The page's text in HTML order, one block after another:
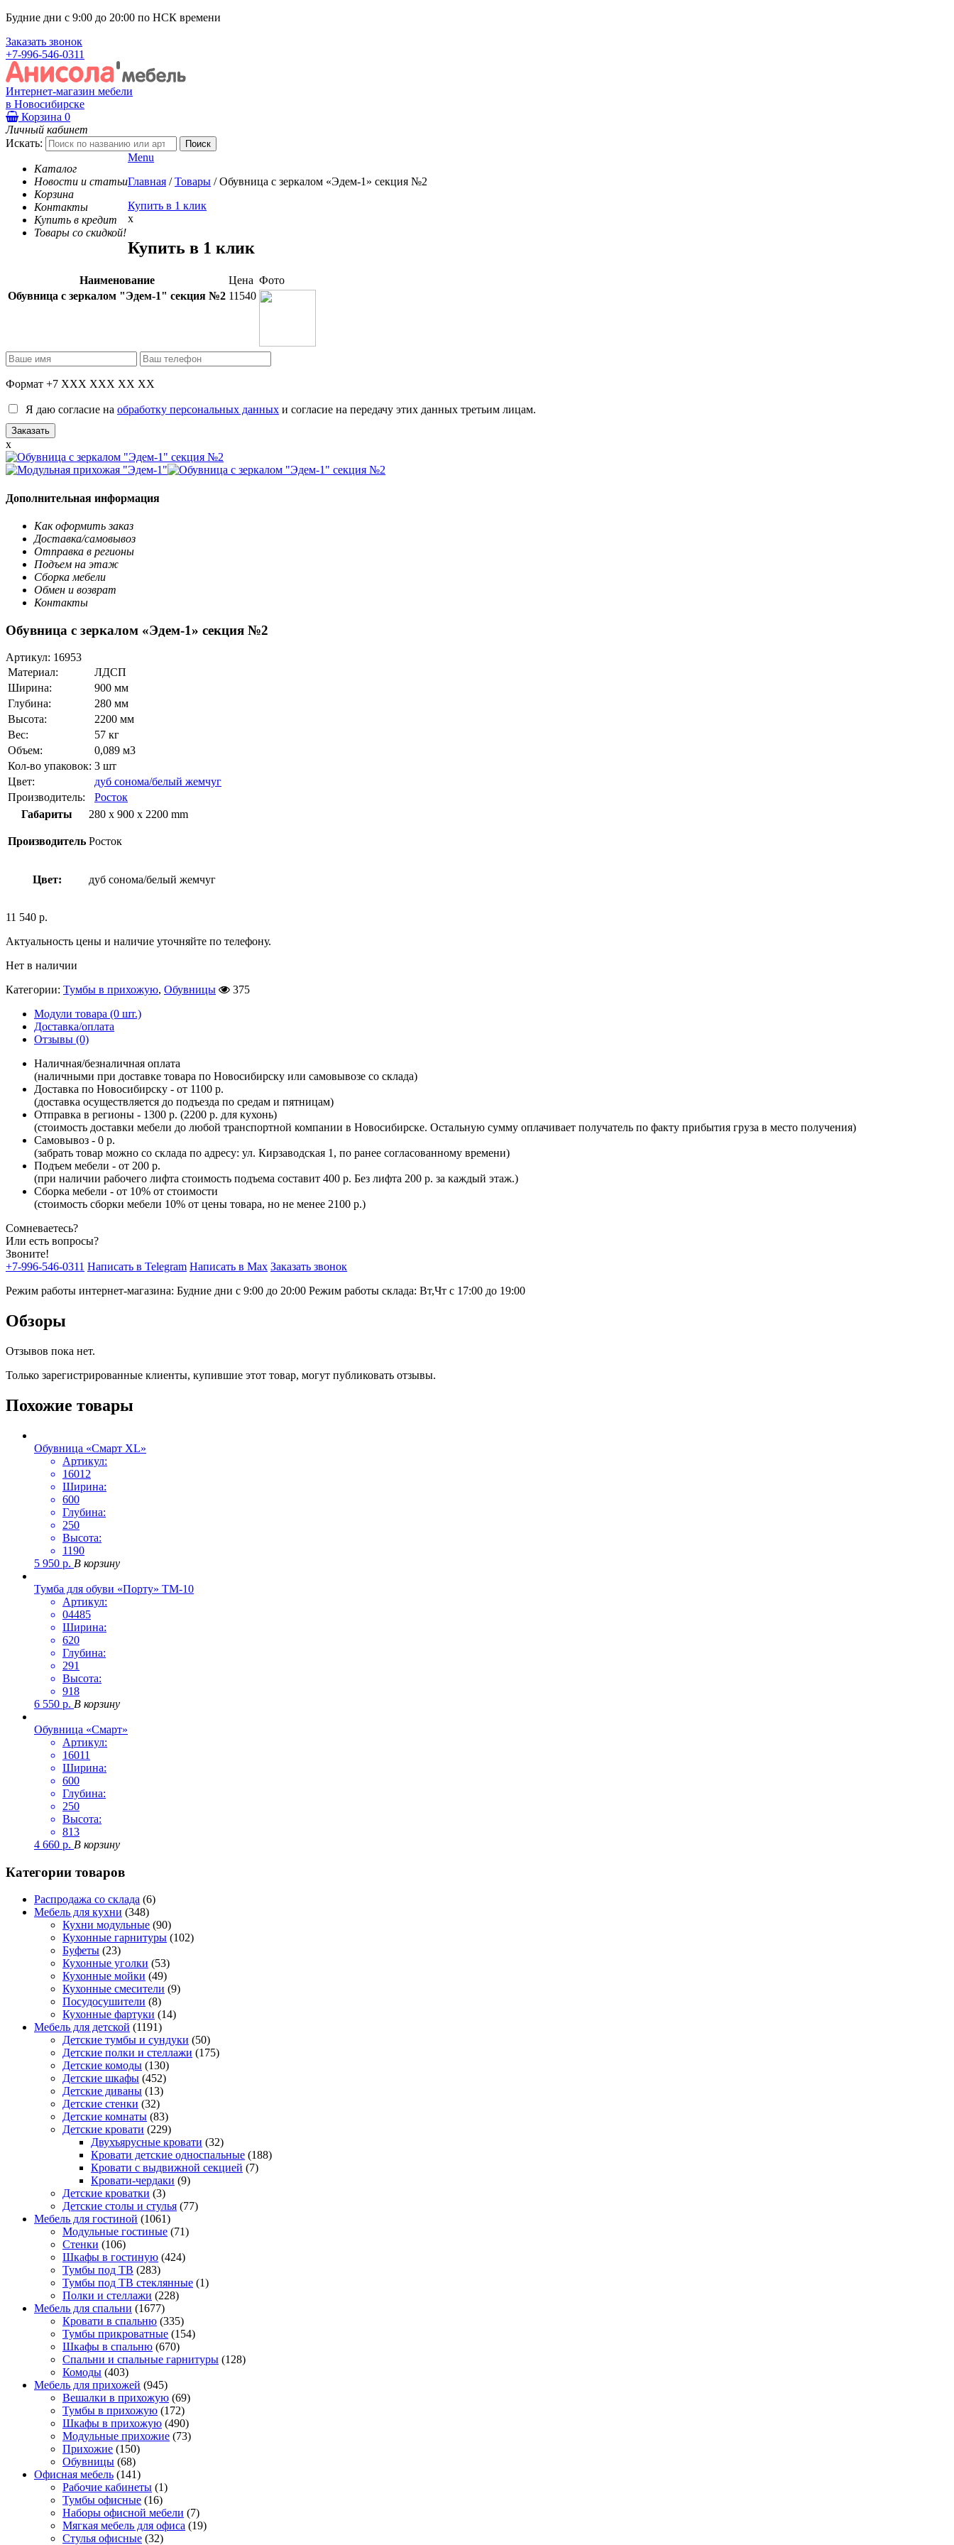
Будние дни с 9:00 до 20:00 по НСК времени
Заказать звонок
+7-996-546-0311
Интернет-магазин мебели
в Новосибирске
Корзина 0
Личный кабинет
Искать:
Каталог
Новости и статьи
Корзина
Контакты
Купить в кредит
Товары со скидкой!
Menu
Главная / Товары / Обувница с зеркалом «Эдем-1» секция №2
Купить в 1 клик
x
Купить в 1 клик
Наименование Цена Фото
Обувница с зеркалом "Эдем-1" секция №2 11540
Формат +7 XXX XXX XX XX
Я даю согласие на обработку персональных данных и согласие на передачу этих данных третьим лицам.
x
Дополнительная информация
Как оформить заказ
Доставка/самовывоз
Отправка в регионы
Подъем на этаж
Сборка мебели
Обмен и возврат
Контакты
Обувница с зеркалом «Эдем-1» секция №2
Артикул: 16953
Материал:
ЛДСП
Ширина:
900 мм
Глубина:
280 мм
Высота:
2200 мм
Вес:
57 кг
Объем:
0,089 м3
Кол-во упаковок: 3 шт
Цвет:
дуб сонома/белый жемчуг
Производитель:
Росток
Габариты
280 x 900 x 2200 mm
Производитель Росток
Цвет: дуб сонома/белый жемчуг
11 540 р.
Актуальность цены и наличие уточняйте по телефону.
Нет в наличии
Категории: Тумбы в прихожую, Обувницы
375
Модули товара (0 шт.)
Доставка/оплата
Отзывы (0)
Наличная/безналичная оплата
(наличными при доставке товара по Новосибирску или самовывозе со склада)
Доставка по Новосибирску - от 1100 р.
(доставка осуществляется до подъезда по средам и пятницам)
Отправка в регионы - 1300 р. (2200 р. для кухонь)
(стоимость доставки мебели до любой транспортной компании в Новосибирске. Остальную сумму оплачивает получатель по факту прибытия груза в место получения)
Самовывоз - 0 р.
(забрать товар можно со склада по адресу: ул. Кирзаводская 1, по ранее согласованному времени)
Подъем мебели - от 200 р.
(при наличии рабочего лифта стоимость подъема составит 400 р. Без лифта 200 р. за каждый этаж.)
Сборка мебели - от 10% от стоимости
(стоимость сборки мебели 10% от цены товара, но не менее 2100 р.)
Сомневаетесь?
Или есть вопросы?
Звоните!
+7-996-546-0311 Написать в Telegram Написать в Max Заказать звонок
Режим работы интернет-магазина: Будние дни с 9:00 до 20:00 Режим работы склада: Вт,Чт с 17:00 до 19:00
Обзоры
Отзывов пока нет.
Только зарегистрированные клиенты, купившие этот товар, могут публиковать отзывы.
Похожие товары
Обувница «Смарт XL»
Артикул:
16012
Ширина:
600
Глубина:
250
Высота:
1190
5 950 р. В корзину
Тумба для обуви «Порту» ТМ-10
Артикул:
04485
Ширина:
620
Глубина:
291
Высота:
918
6 550 р. В корзину
Обувница «Смарт»
Артикул:
16011
Ширина:
600
Глубина:
250
Высота:
813
4 660 р. В корзину
Категории товаров
Распродажа со склада (6)
Мебель для кухни (348)
Кухни модульные (90)
Кухонные гарнитуры (102)
Буфеты (23)
Кухонные уголки (53)
Кухонные мойки (49)
Кухонные смесители (9)
Посудосушители (8)
Кухонные фартуки (14)
Мебель для детской (1191)
Детские тумбы и сундуки (50)
Детские полки и стеллажи (175)
Детские комоды (130)
Детские шкафы (452)
Детские диваны (13)
Детские стенки (32)
Детские комнаты (83)
Детские кровати (229)
Двухъярусные кровати (32)
Кровати детские односпальные (188)
Кровати с выдвижной секцией (7)
Кровати-чердаки (9)
Детские кроватки (3)
Детские столы и стулья (77)
Мебель для гостиной (1061)
Модульные гостиные (71)
Стенки (106)
Шкафы в гостиную (424)
Тумбы под ТВ (283)
Тумбы под ТВ стеклянные (1)
Полки и стеллажи (228)
Мебель для спальни (1677)
Кровати в спальню (335)
Тумбы прикроватные (154)
Шкафы в спальню (670)
Спальни и спальные гарнитуры (128)
Комоды (403)
Мебель для прихожей (945)
Вешалки в прихожую (69)
Тумбы в прихожую (172)
Шкафы в прихожую (490)
Модульные прихожие (73)
Прихожие (150)
Обувницы (68)
Офисная мебель (141)
Рабочие кабинеты (1)
Тумбы офисные (16)
Наборы офисной мебели (7)
Мягкая мебель для офиса (19)
Стулья офисные (32)